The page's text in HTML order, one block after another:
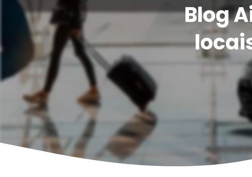
Blog